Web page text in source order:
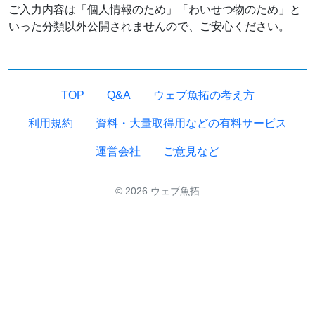
ご入力内容は「個人情報のため」「わいせつ物のため」と
いった分類以外公開されませんので、ご安心ください。
TOP Q&A ウェブ魚拓の考え方
利用規約 資料・大量取得用などの有料サービス
運営会社 ご意見など
© 2026 ウェブ魚拓